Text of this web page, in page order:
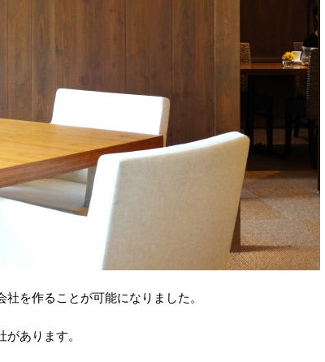
を作ることが可能になりました。
あります。